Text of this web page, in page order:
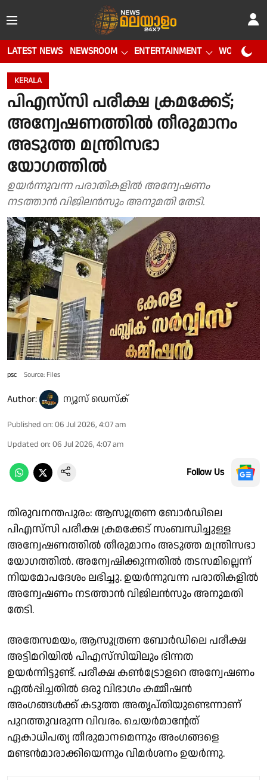
LATEST NEWS NEWSROOM ENTERTAINMENT WORLD CUP
KERALA
പിഎസ്‌സി പരീക്ഷ ക്രമക്കേട്;
അന്വേഷണത്തിൽ തീരുമാനം
അടുത്ത മന്ത്രിസഭാ
യോഗത്തിൽ
ഉയർന്നുവന്ന പരാതികളിൽ അന്വേഷണം
നടത്താൻ വിജിലൻസും അനുമതി തേടി.
psc Source: Files
Author: ന്യൂസ് ഡെസ്ക്
Published on: 06 Jul 2026, 4:07 am
Updated on: 06 Jul 2026, 4:07 am
Follow Us
തിരുവനന്തപുരം: ആസൂത്രണ ബോർഡിലെ
പിഎസ്‍സി പരീക്ഷ ക്രമക്കേട് സംബന്ധിച്ചുള്ള
അന്വേഷണത്തിൽ തീരുമാനം അടുത്ത മന്ത്രിസഭാ
യോഗത്തിൽ. അന്വേഷിക്കുന്നതില്‍ തടസമില്ലെന്ന്
നിയമോപദേശം ലഭിച്ചു. ഉയർന്നുവന്ന പരാതികളിൽ
അന്വേഷണം നടത്താൻ വിജിലൻസും അനുമതി
തേടി.
അതേസമയം, ആസൂത്രണ ബോര്‍ഡിലെ പരീക്ഷ
അട്ടിമറിയില്‍ പിഎസ്‌സിയിലും ഭിന്നത
ഉയർന്നിട്ടുണ്ട്. പരീക്ഷ കണ്‍ട്രോളറെ അന്വേഷണം
ഏല്‍പ്പിച്ചതില്‍ ഒരു വിഭാഗം കമ്മീഷന്‍
അംഗങ്ങള്‍ക്ക് കടുത്ത അതൃപ്തിയുണ്ടെന്നാണ്
പുറത്തുവരുന്ന വിവരം. ചെയര്‍മാന്റേത്
ഏകാധിപത്യ തീരുമാനമെന്നും അംഗങ്ങളെ
മണ്ടന്‍മാരാക്കിയെന്നും വിമര്‍ശനം ഉയര്‍ന്നു.